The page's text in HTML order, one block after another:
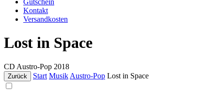
Gutschein
Kontakt
Versandkosten
Lost in Space
CD Austro-Pop 2018
Zurück Start Musik Austro-Pop Lost in Space